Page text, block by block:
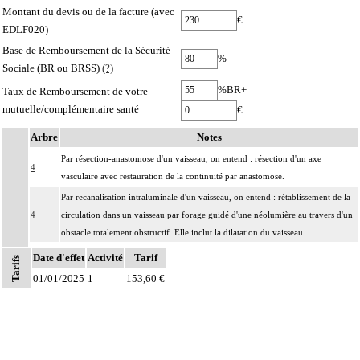
Montant du devis ou de la facture (avec
EDLF020)
€
Base de Remboursement de la Sécurité
Sociale (BR ou BRSS) (?)
%
Taux de Remboursement de votre
mutuelle/complémentaire santé
%BR+
€
Arbre Notes
4
Par résection-anastomose d'un vaisseau, on entend : résection d'un axe
vasculaire avec restauration de la continuité par anastomose.
4
Par recanalisation intraluminale d'un vaisseau, on entend : rétablissement de la
circulation dans un vaisseau par forage guidé d'une néolumière au travers d'un
obstacle totalement obstructif. Elle inclut la dilatation du vaisseau.
4
Par endoprothèse vasculaire, on entend : prothèse vasculaire non couverte,
posée par voie vasculaire transcutanée.
Tarifs Date d'effet Activité
Tarif
01/01/2025 1 153,60 €